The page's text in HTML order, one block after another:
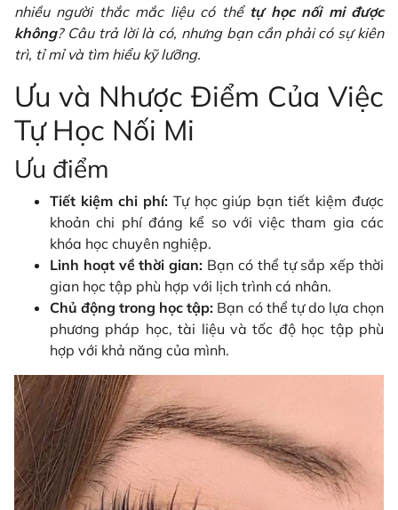
nhiều người thắc mắc liệu có thể tự học nối mi được
không? Câu trả lời là có, nhưng bạn cần phải có sự kiên
trì, tỉ mỉ và tìm hiểu kỹ lưỡng.
Ưu và Nhược Điểm Của Việc
Tự Học Nối Mi
Ưu điểm
Tiết kiệm chi phí:Tự học giúp bạn tiết kiệm được
khoản chi phí đáng kể so với việc tham gia các
khóa học chuyên nghiệp.
Linh hoạt về thời gian: Bạn có thể tự sắp xếp thời
gian học tập phù hợp với lịch trình cá nhân.
Chủ động trong học tập: Bạn có thể tự do lựa chọn
phương pháp học, tài liệu và tốc độ học tập phù
hợp với khả năng của mình.